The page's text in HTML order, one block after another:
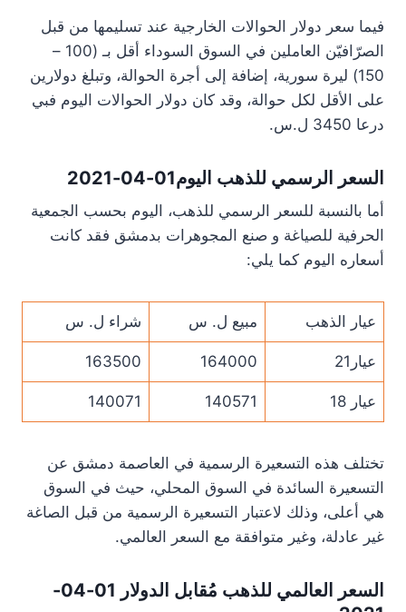
فيما سعر دولار الحوالات الخارجية عند تسليمها من قبل
الصرّافيّن العاملين في السوق السوداء أقل بـ (100 –
150) ليرة سورية، إضافة إلى أجرة الحوالة، وتبلغ دولارين
على الأقل لكل حوالة، وقد كان دولار الحوالات اليوم فبي
درعا 3450 ل.س.
السعر الرسمي للذهب اليوم01-04-2021
أما بالنسبة للسعر الرسمي للذهب، اليوم بحسب الجمعية
الحرفية للصياغة و صنع المجوهرات بدمشق فقد كانت
أسعاره اليوم كما يلي:
عيار الذهب مبيع ل. س شراء ل. س
عيار21 164000
163500
عيار 18 140571
140071
تختلف هذه التسعيرة الرسمية في العاصمة دمشق عن
التسعيرة السائدة في السوق المحلي، حيث في السوق
هي أعلى، وذلك لاعتبار التسعيرة الرسمية من قبل الصاغة
غير عادلة، وغير متوافقة مع السعر العالمي.
السعر العالمي للذهب مُقابل الدولار 01-04-